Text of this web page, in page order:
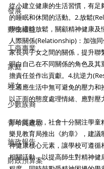
發展
動物權益
工商專業
家庭
婦女
少數族裔
青年民建聯
施政報告
財政預算案
從小建立健康的生活習慣，有足
的睡眠和休閒的活動。2.放鬆
學生適時放鬆，關顧精神健康及
人際關係(Relationship)：加強
家長與子女之間的關係，提升聯
明白自己在不同關係的角色及其
擔責任並作出貢獻。4.抗逆力
生適應生活中無可避免的壓力和
以正面的態度處理情緒、應對壓
郭玲麗表示，社會十分關注學童
樂見教育局推出《約章》，建議
神健康核心元素，讓學校可遵循
相關活動，以提高師生對精神健